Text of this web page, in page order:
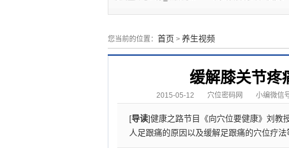
您当前的位置： 首页 > 养生视频
缓解膝关节疼
2015-05-12 穴位密码网 小编微信
[导读]健康之路节目《向穴位要健康》刘教
人足跟痛的原因以及缓解足跟痛的穴位疗法